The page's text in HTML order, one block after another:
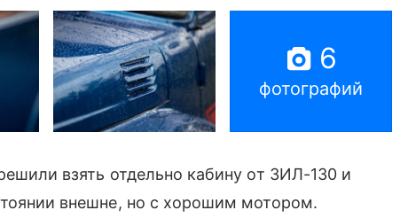
6
фотографий
взять отдельно кабину от ЗИЛ-130 и
внешне, но с хорошим мотором.